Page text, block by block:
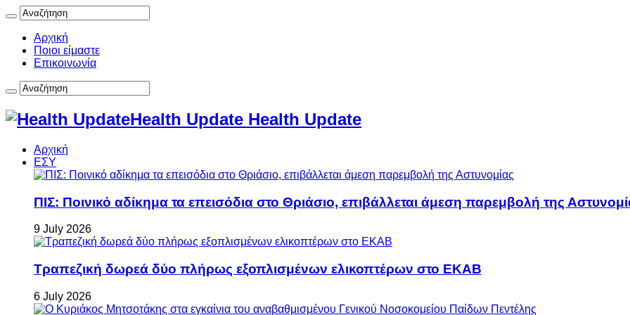
Αρχική
Ποιοι είμαστε
Επικοινωνία
Health Update Health Update
Αρχική
ΕΣΥ
ΠΙΣ: Ποινικό αδίκημα τα επεισόδια στο Θριάσιο, επιβάλλεται άμεση παρεμβολή της
9 July 2026
Τραπεζική δωρεά δύο πλήρως εξοπλισμένων ελικοπτέρων στο ΕΚΑΒ
6 July 2026